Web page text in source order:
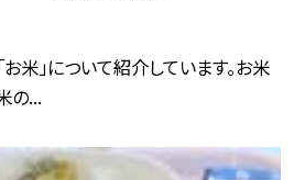
米」について紹介しています。お米
の...